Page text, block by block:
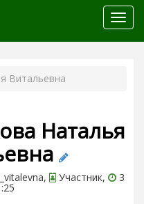
меню
Витальевна
Наталья
Участник, 3